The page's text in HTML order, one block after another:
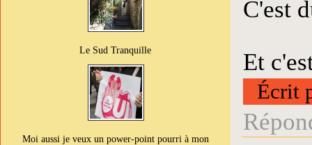
Le Sud Tranquille
Moi aussi je veux un power-point pourri à mon
C'est
Et
Écrit